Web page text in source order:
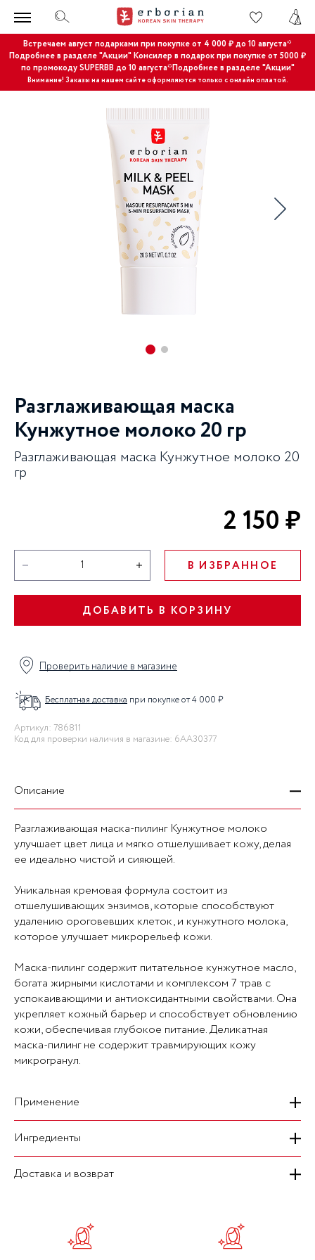
Встречаем август подарками при покупке от 4 000 ₽ до 10 августа*
Подробнее в разделе "Акции"Консилер в подарок при покупке от 5000 ₽
по промокоду SUPERBB до 10 августа*Подробнее в разделе "Акции"
Внимание! Заказы на нашем сайте оформляются только с онлайн оплатой.
Разглаживающая маска
Кунжутное молоко 20 гр
Разглаживающая маска Кунжутное молоко 20
гр
2 150 ₽
В ИЗБРАННОЕ
ДОБАВИТЬ В КОРЗИНУ
Проверить наличие в магазине
Бесплатная доставка при покупке от 4 000 ₽
Артикул: 786811
Код для проверки наличия в магазине: 6AA30377
Описание
Разглаживающая маска-пилинг Кунжутное молоко
улучшает цвет лица и мягко отшелушивает кожу, делая
ее идеально чистой и сияющей.
Уникальная кремовая формула состоит из
отшелушивающих энзимов, которые способствуют
удалению ороговевших клеток, и кунжутного молока,
которое улучшает микрорельеф кожи.
Маска-пилинг содержит питательное кунжутное масло,
богата жирными кислотами и комплексом 7 трав с
успокаивающими и антиоксидантными свойствами. Она
укрепляет кожный барьер и способствует обновлению
кожи, обеспечивая глубокое питание. Деликатная
маска-пилинг не содержит травмирующих кожу
микрогранул.
Применение
Нанесите маску тонким слоем на сухую кожу, избегая
зоны вокруг глаз и губ. Оставьте на 5 минут, затем
бережно помассируйте лицо круговыми движениями,
Ингредиенты
Ключевые ингредиенты: Кунжутное молоко: заметно
Энзимы: разглаживают микрорельеф и улучшают
текстуру кожи. Комплекс 7 целебных трав: Центелла
азиатская (тигровая трава): восстанавливает, обладает
Доставка и возврат
доставку транспортными компаниями "Топ Деливери" и
"Почта России". Время доставки: ПН- ВС, 9:00-22:00.